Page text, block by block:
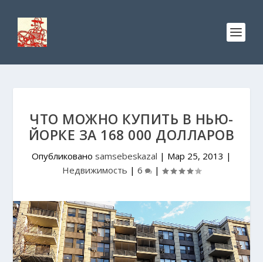
ЧТО МОЖНО КУПИТЬ В НЬЮ-
ЙОРКЕ ЗА 168 000 ДОЛЛАРОВ
Опубликовано samsebeskazal | Мар 25, 2013 |
Недвижимость | 6 |